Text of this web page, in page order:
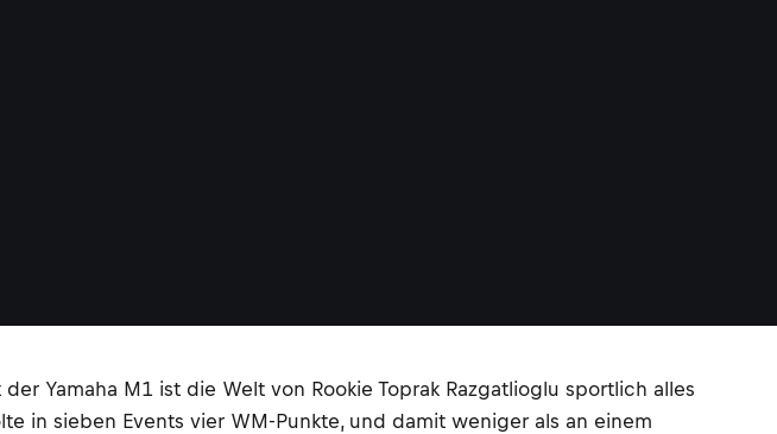
Yamaha M1 ist die Welt von Rookie Toprak Razgatlioglu sportlich alles
in sieben Events vier WM-Punkte, und damit weniger als an einem